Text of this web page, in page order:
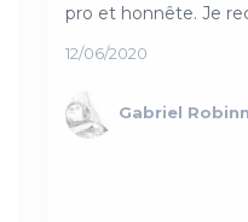
pro et honnête. Je
12/06/2020
Gabriel